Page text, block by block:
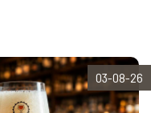
03-08-26